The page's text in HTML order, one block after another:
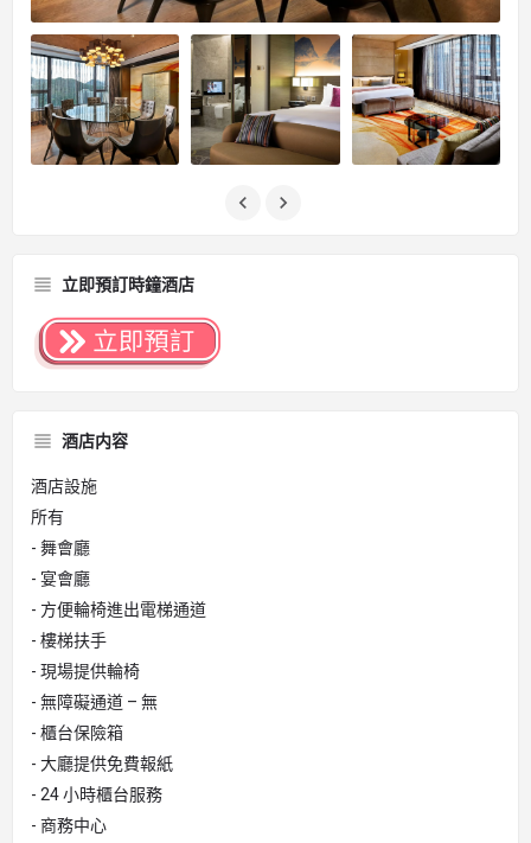
立即預訂時鐘酒店
酒店内容
酒店設施
所有
- 舞會廳
- 宴會廳
- 方便輪椅進出電梯通道
- 樓梯扶手
- 現場提供輪椅
- 無障礙通道 – 無
- 櫃台保險箱
- 大廳提供免費報紙
- 24 小時櫃台服務
- 商務中心